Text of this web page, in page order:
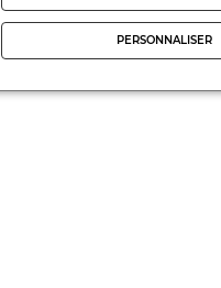
PERSONNALISER